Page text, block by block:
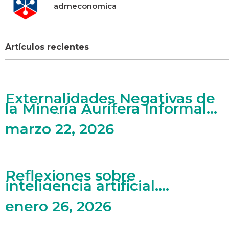
admeconomica
Artículos recientes
Externalidades Negativas de
la Minería Aurífera Informal
en Madre de Dios
marzo 22, 2026
Reflexiones sobre
inteligencia artificial,
mercado laboral y artes
enero 26, 2026